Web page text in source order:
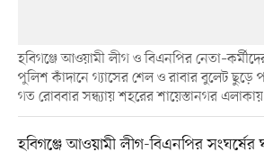
হবিগঞ্জে আওয়ামী লীগ ও বিএনপির
পুলিশ কাঁদানে গ্যাসের শেল ও রাবার বুলেট ছুড়ে
গত রোববার সন্ধ্যায় শহরের শায়েস্তানগর এলাকায়
হবিগঞ্জে আওয়ামী লীগ-বিএনপির